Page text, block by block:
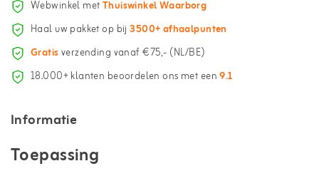
Webwinkel metThuiswinkel Waarborg
Haal uw pakket op bij3500+ afhaalpunten
Gratisverzending vanaf €75,- (NL/BE)
18.000+ klanten beoordelen ons met een9.1
Informatie
Toepassing